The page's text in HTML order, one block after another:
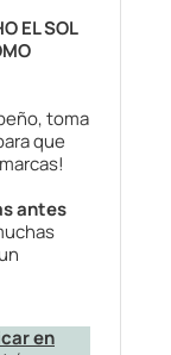
EL SOL
toma
que
antes
en